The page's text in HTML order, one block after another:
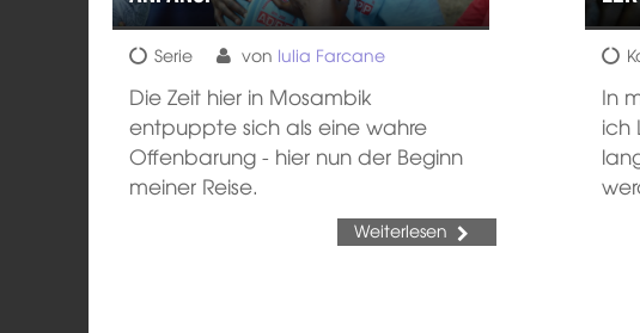
Serie von Iulia Farcane
Die Zeit hier in Mosambik
entpuppte sich als eine wahre
Offenbarung - hier nun der Beginn
meiner Reise.
Weiterlesen
In
ich